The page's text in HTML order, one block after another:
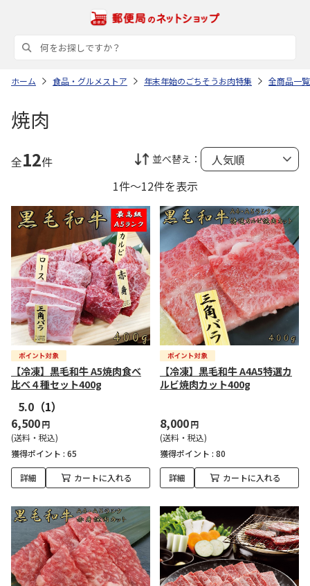
ホーム 食品・グルメストア 年末年始のごちそうお肉特集 全商品一覧
焼肉
全12件 並べ替え：
1件～12件を表示
【冷凍】黒毛和牛 A5焼肉食べ
比べ４種セット400g
5.0 （1）
6,500円
(送料・税込)
獲得ポイント : 65
詳細 カートに入れる
【冷凍】黒毛和牛 A4A5特選カ
ルビ焼肉カット400g
8,000円
(送料・税込)
獲得ポイント : 80
詳細 カートに入れる